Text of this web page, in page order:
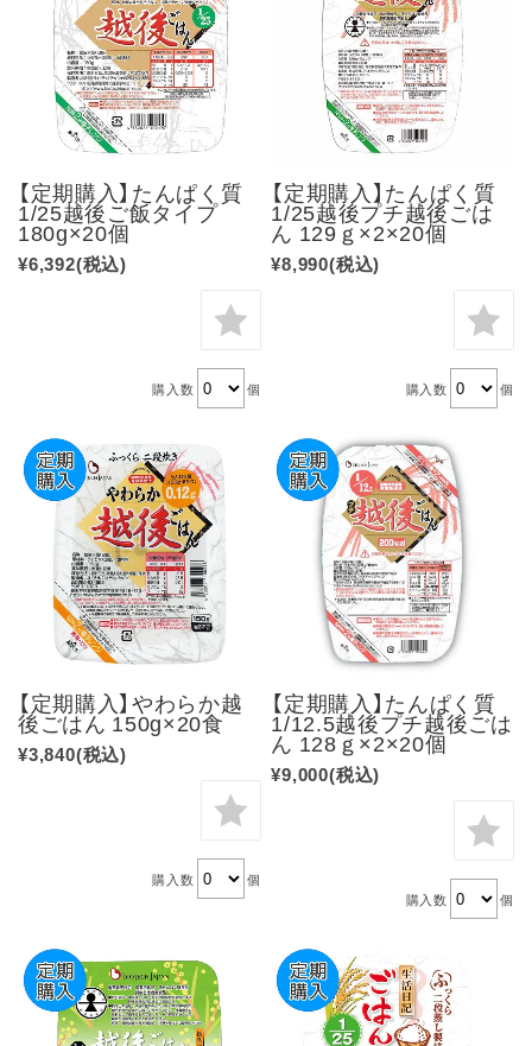
【定期購入】たんぱく質
1/25越後ご飯タイプ
180g×20個
¥6,392(税込)
購入数 個
【定期購入】たんぱく質
1/25越後プチ越後ごは
ん 129ｇ×2×20個
¥8,990(税込)
購入数 個
【定期購入】やわらか越
後ごはん 150g×20食
¥3,840(税込)
購入数 個
【定期購入】たんぱく質
1/12.5越後プチ越後ごは
ん 128ｇ×2×20個
¥9,000(税込)
購入数 個